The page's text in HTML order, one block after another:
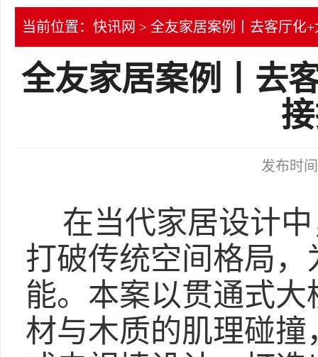
当前位置： 快讯网 > 全友家居案例丨去客厅化
全友家居案例丨去
发布时
在当代家居设计
打破传统空间格局
能。本案以贯通式
材与木质的肌理碰